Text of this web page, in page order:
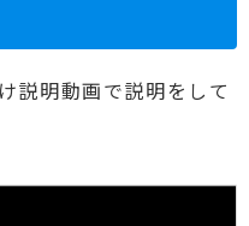
説明動画で説明をして